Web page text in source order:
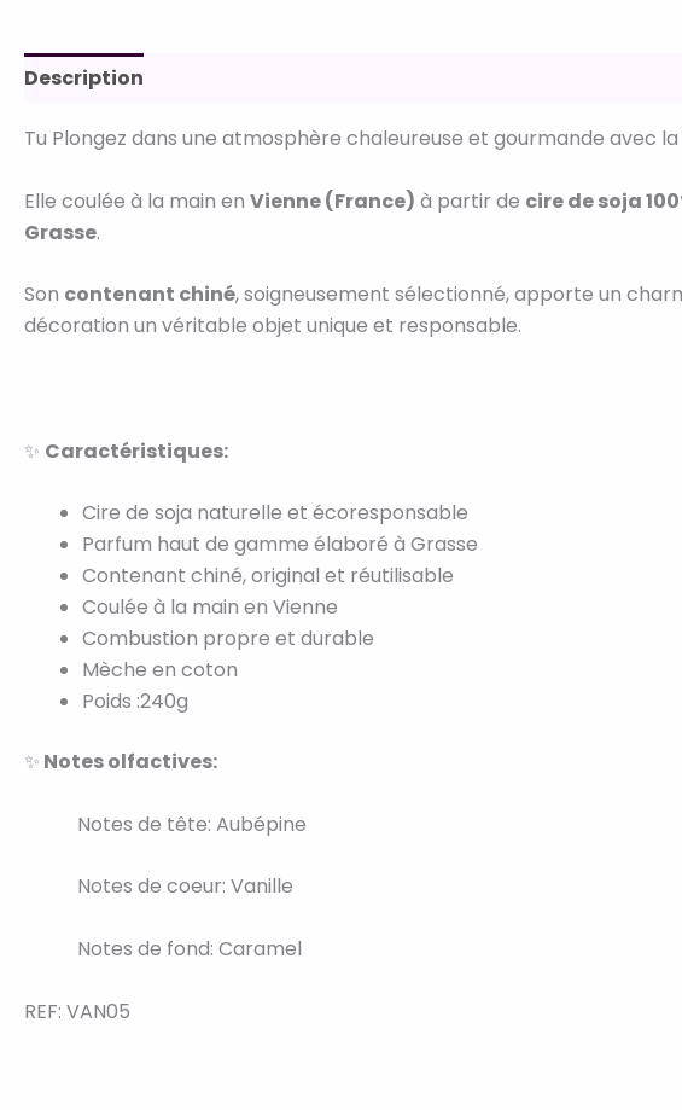
Description
Tu Plongez dans une atmosphère chaleureuse et gourmande avec la
Elle coulée à la main en Vienne (France) à partir de cire de soja
Grasse.
Son contenant chiné, soigneusement sélectionné, apporte un
décoration un véritable objet unique et responsable.
✨ Caractéristiques:
Cire de soja naturelle et écoresponsable
Parfum haut de gamme élaboré à Grasse
Contenant chiné, original et réutilisable
Coulée à la main en Vienne
Combustion propre et durable
Mèche en coton
Poids :240g
✨ Notes olfactives:
Notes de tête: Aubépine
Notes de coeur: Vanille
Notes de fond: Caramel
REF: VAN05